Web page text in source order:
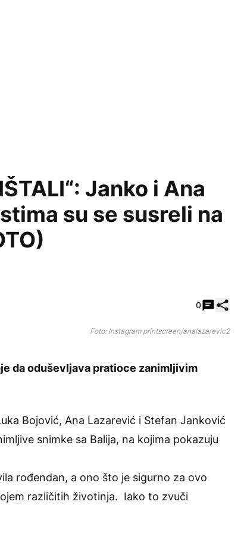
Janko i Ana
su se susreli na
0
Foto: Instagram printscreen/analazarevic2
da oduševljava pratioce zanimljivim
Bojović, Ana Lazarević i Stefan Janković
snimke sa Balija, na kojima pokazuju
rođendan, a ono što je sigurno za ovo
različitih životinja. Iako to zvuči